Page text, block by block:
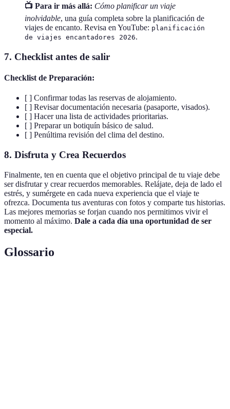
📺 Para ir más allá: Cómo planificar un viaje
inolvidable, una guía completa sobre la planificación de
viajes de encanto. Revisa en YouTube: planificación
de viajes encantadores 2026.
7. Checklist antes de salir
Checklist de Preparación:
[ ] Confirmar todas las reservas de alojamiento.
[ ] Revisar documentación necesaria (pasaporte, visados).
[ ] Hacer una lista de actividades prioritarias.
[ ] Preparar un botiquín básico de salud.
[ ] Penúltima revisión del clima del destino.
8. Disfruta y Crea Recuerdos
Finalmente, ten en cuenta que el objetivo principal de tu viaje debe
ser disfrutar y crear recuerdos memorables. Relájate, deja de lado el
estrés, y sumérgete en cada nueva experiencia que el viaje te
ofrezca. Documenta tus aventuras con fotos y comparte tus historias.
Las mejores memorias se forjan cuando nos permitimos vivir el
momento al máximo. Dale a cada día una oportunidad de ser
especial.
Glossario